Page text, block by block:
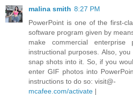
malina smith 8:27 PM
PowerPoint is one of the first-
software program given by
make commercial enterprise
instructional purposes. Also,
snap shots into it. So, if you
enter GIF photos into
instructions to do so: visit@-
mcafee.com/activate |